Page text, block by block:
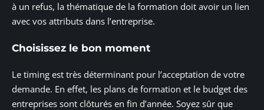
à un refus, la thématique de la formation doit avoir un lien
avec vos attributs dans l’entreprise.
Choisissez le bon moment
Le timing est très déterminant pour l’acceptation de votre
demande. En effet, les plans de formation et le budget des
entreprises sont clôturés en fin d’année. Soyez sûr que